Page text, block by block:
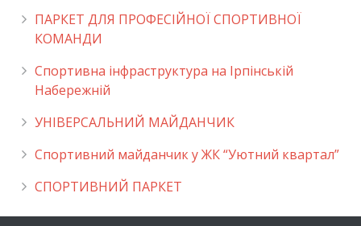
ПАРКЕТ ДЛЯ ПРОФЕСІЙНОЇ СПОРТИВНОЇ
КОМАНДИ
Спортивна інфраструктура на Ірпінській
Набережній
УНІВЕРСАЛЬНИЙ МАЙДАНЧИК
Cпортивний майданчик у ЖК “Уютний квартал”
СПОРТИВНИЙ ПАРКЕТ